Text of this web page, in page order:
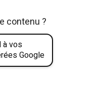
contenu ?
à vos
Google